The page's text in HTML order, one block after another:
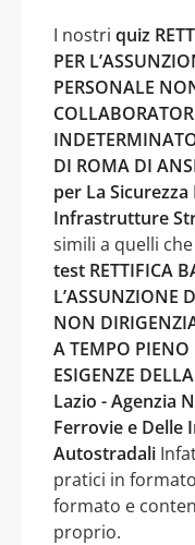
I nostri quiz
PER
PERSONALE
DI ROMA DI
per La
Infrastrutture
simili a quelli
test RETTIFICA
L’ASSUNZIONE
NON
A TEMPO PIENO
ESIGENZE
Lazio - Agenzia
Ferrovie e Delle
Autostradali
pratici in
formato e
proprio.